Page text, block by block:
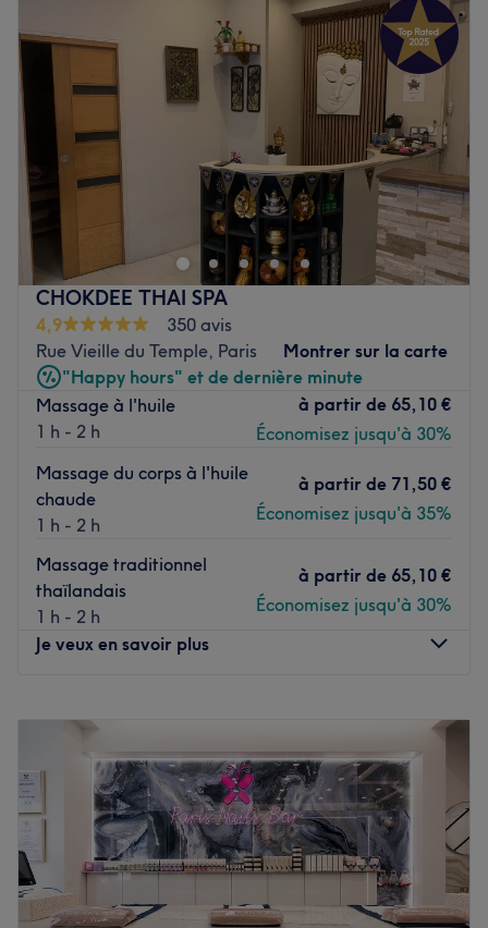
CHOKDEE THAI SPA
4,9
350 avis
Rue Vieille du Temple, Paris
Montrer sur la carte
"Happy hours" et de dernière minute
Massage à l'huile
1 h - 2 h
à partir de 65,10 €
Économisez jusqu'à 30%
Massage du corps à l'huile
chaude
1 h - 2 h
à partir de 71,50 €
Économisez jusqu'à 35%
Massage traditionnel
thaïlandais
1 h - 2 h
à partir de 65,10 €
Économisez jusqu'à 30%
Je veux en savoir plus
Mardi
Mercredi
11:00–20:00
11:00–20:00
Vendredi
11:00–20:00
Samedi
11:00– 20:00
Dimanche
11:00–20:00
Dans une ambiance douce et feutrée, Chokdee Thaï SPA